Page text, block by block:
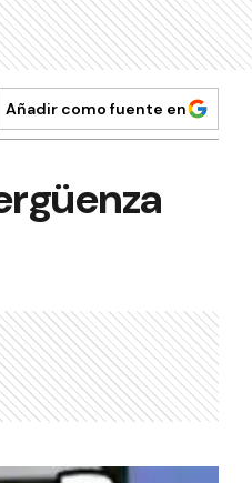
Añadir como fuente en